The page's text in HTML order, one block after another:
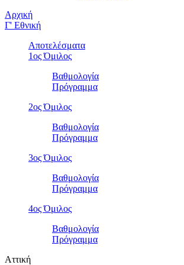
Αρχική
Γ' Εθνική
Αποτελέσματα
1ος Όμιλος
Βαθμολογία
Πρόγραμμα
2ος Όμιλος
Βαθμολογία
Πρόγραμμα
3ος Όμιλος
Βαθμολογία
Πρόγραμμα
4ος Όμιλος
Βαθμολογία
Πρόγραμμα
Αττική